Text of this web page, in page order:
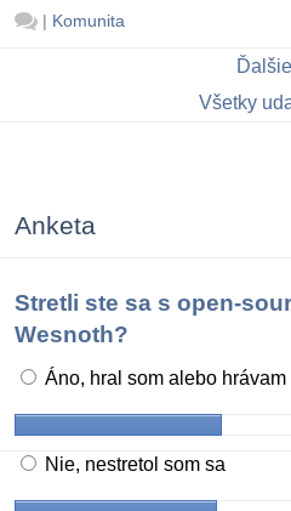
| Komunita
Ďalšie
Všetky
Anketa
Stretli ste sa s open-
Wesnoth?
Áno, hral som alebo hrávam
Nie, nestretol som sa